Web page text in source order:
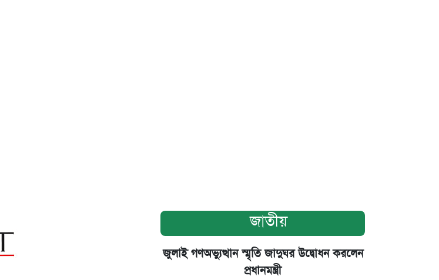
জাতীয়
জুলাই গণঅভ্যুত্থান স্মৃতি জাদুঘর উদ্বোধন করলেন
প্রধানমন্ত্রী